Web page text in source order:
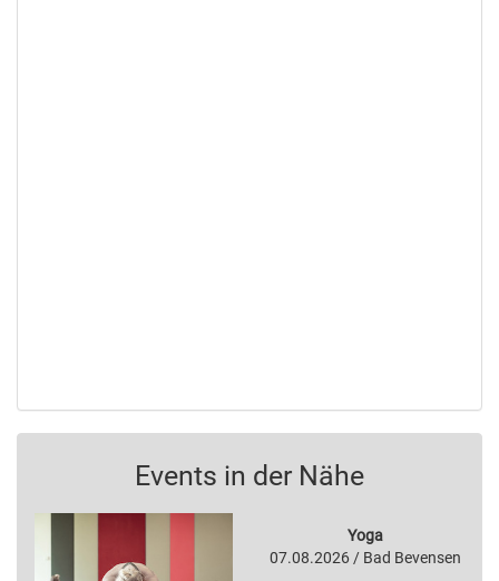
Events in der Nähe
Yoga
07.08.2026 / Bad Bevensen